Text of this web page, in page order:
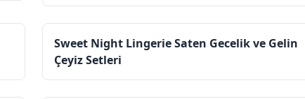
Sweet Night Lingerie Saten Gecelik ve Gelin
Çeyiz Setleri